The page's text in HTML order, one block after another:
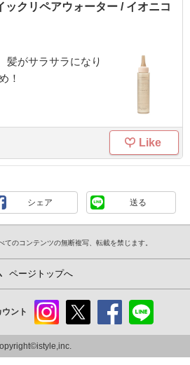
ックリペアウォーター / イオニコ
髪がサラサラになり
！
Like
シェア 送る
てのコンテンツの無断複写、転載を禁じます。
ページトップへ
ント
ram